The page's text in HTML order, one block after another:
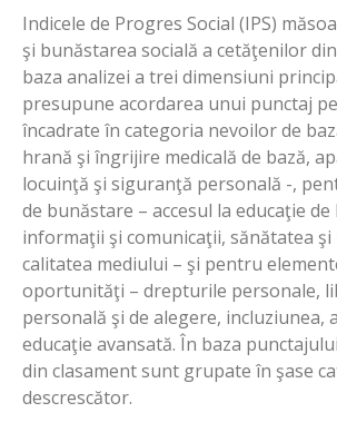
Indicele de Progres Social (IPS)
şi bunăstarea socială a cetăţenilor
baza analizei a trei dimensiuni
presupune acordarea unui punctaj
încadrate în categoria nevoilor de
hrană şi îngrijire medicală de bază,
locuinţă şi siguranţă personală -,
de bunăstare – accesul la educaţie de
informaţii şi comunicaţii, sănătatea
calitatea mediului – şi pentru
oportunităţi – drepturile personale,
personală şi de alegere, incluziunea,
educaţie avansată. În baza
din clasament sunt grupate în şase
descrescător.